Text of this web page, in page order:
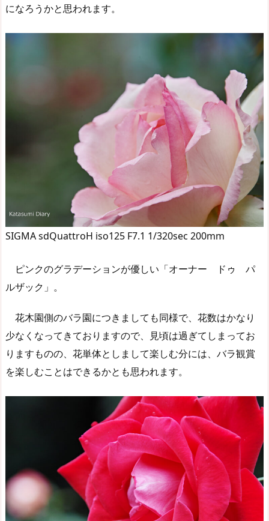
になろうかと思われます。
SIGMA sdQuattroH iso125 F7.1 1/320sec 200mm
ピンクのグラデーションが優しい「オーナー ドゥ パ
ルザック」。
花木園側のバラ園につきましても同様で、花数はかなり
少なくなってきておりますので、見頃は過ぎてしまってお
りますものの、花単体としまして楽しむ分には、バラ観賞
を楽しむことはできるかとも思われます。